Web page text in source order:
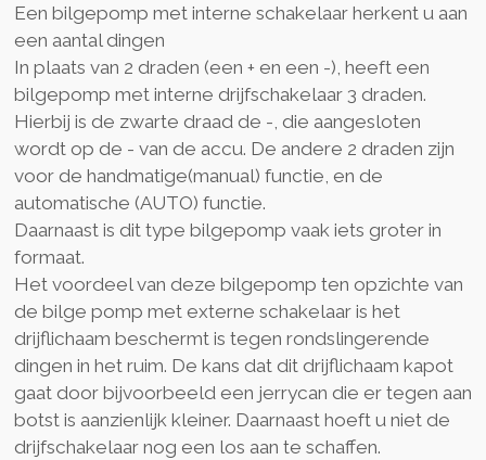
Een bilgepomp met interne schakelaar herkent u aan
een aantal dingen
In plaats van 2 draden (een + en een -), heeft een
bilgepomp met interne drijfschakelaar 3 draden.
Hierbij is de zwarte draad de -, die aangesloten
wordt op de - van de accu. De andere 2 draden zijn
voor de handmatige(manual) functie, en de
automatische (AUTO) functie.
Daarnaast is dit type bilgepomp vaak iets groter in
formaat.
Het voordeel van deze bilgepomp ten opzichte van
de bilge pomp met externe schakelaar is het
drijflichaam beschermt is tegen rondslingerende
dingen in het ruim. De kans dat dit drijflichaam kapot
gaat door bijvoorbeeld een jerrycan die er tegen aan
botst is aanzienlijk kleiner. Daarnaast hoeft u niet de
drijfschakelaar nog een los aan te schaffen.